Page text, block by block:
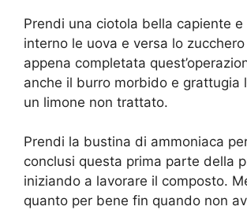
Prendi una ciotola bella capiente
interno le uova e versa lo
appena completata
anche il burro morbido e grattugia
un limone non trattato.
Prendi la bustina di ammoniaca
conclusi questa prima parte della
iniziando a lavorare il composto.
quanto per bene fin quando non